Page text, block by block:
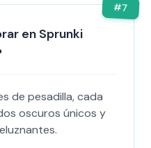
#7
en Sprunki
de pesadilla, cada
oscuros únicos y